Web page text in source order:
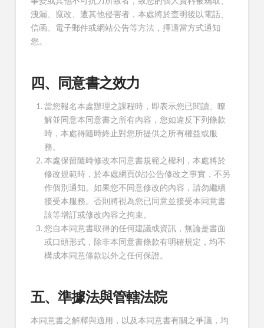
洩漏、竄改、遭其他侵害者，本處將於查明後以電話、
信函、電子郵件或網站公告等方法，擇適當方式通知
您。
四、同意書之效力
當您報名本處辦理之課程時，即表示您已閱讀、瞭
解並同意本同意書之所有內容，您如違反下列條款
時，本處得隨時終止對您所提供之所有權益或服
務。
本處保留隨時修改本同意書規範之權利，本處將於
修改規範時，於本處網頁(站)公告修改之事實，不另
作個別通知。如果您不同意修改的內容，請勿繼續
接受本服務。否則將視為您已同意並接受本同意書
該等增訂或修改內容之拘束。
您自本同意書取得的任何建議或資訊，無論是書面
或口頭形式，除非本同意書條款有明確規定，均不
構成本同意條款以外之任何保證。
五、準據法與管轄法院
本同意書之解釋與適用，以及本同意書有關之爭議，均